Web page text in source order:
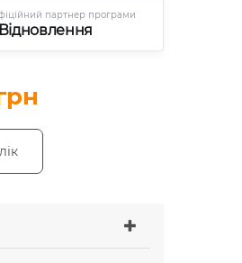
партнер програми